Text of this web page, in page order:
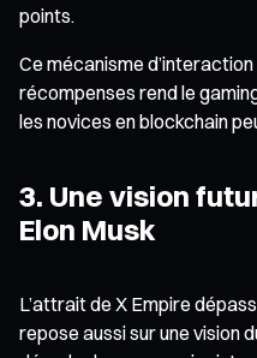
points.
Ce mécanisme
récompenses rend le
les novices en blockchain
3. Une vision
Elon Musk
L’attrait de X Empire
repose aussi sur une vision